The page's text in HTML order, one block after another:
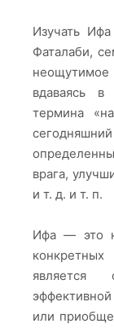
Изучать
Фаталаби,
вдаваясь в
термина
врага,
и т. д. и т. п.
Ифа — это
является
или